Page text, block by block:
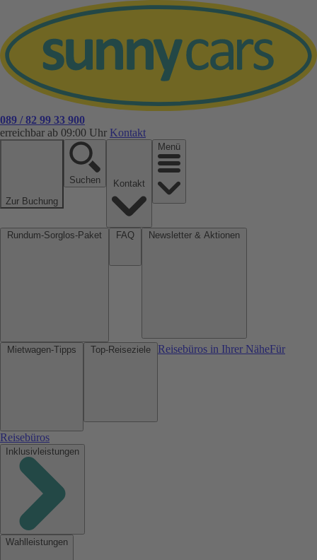
089 / 82 99 33 900
erreichbar ab 09:00 Uhr Kontakt
Zur Buchung
Suchen
Menü
Reisebüros in Ihrer NäheFür
Reisebüros
Inklusivleistungen
Wahlleistungen